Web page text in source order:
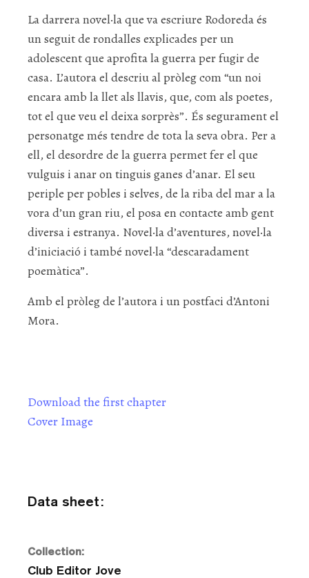
La darrera novel·la que va escriure Rodoreda és
un seguit de rondalles explicades per un
adolescent que aprofita la guerra per fugir de
casa. L’autora el descriu al pròleg com “un noi
encara amb la llet als llavis, que, com als poetes,
tot el que veu el deixa sorprès”. És segurament el
personatge més tendre de tota la seva obra. Per a
ell, el desordre de la guerra permet fer el que
vulguis i anar on tinguis ganes d’anar. El seu
periple per pobles i selves, de la riba del mar a la
vora d’un gran riu, el posa en contacte amb gent
diversa i estranya. Novel·la d’aventures, novel·la
d’iniciació i també novel·la “descaradament
poemàtica”.
Amb el pròleg de l’autora i un postfaci d’Antoni
Mora.
Download the first chapter
Cover Image
Data sheet:
Collection:
Club Editor Jove